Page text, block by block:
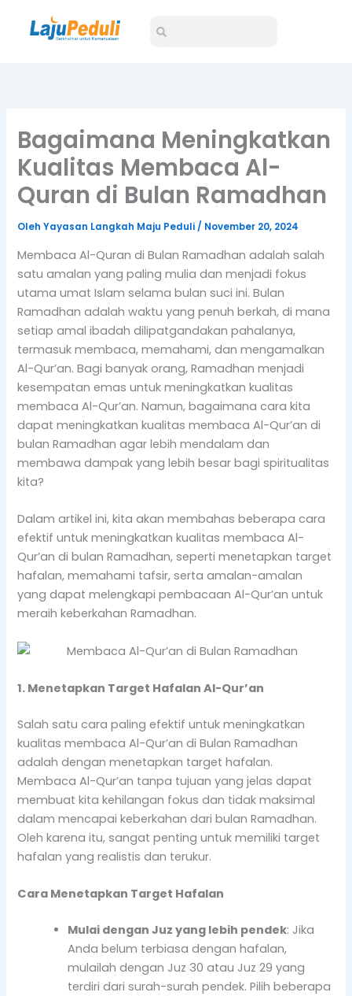
Search
Bagaimana Meningkatkan
Kualitas Membaca Al-
Quran di Bulan Ramadhan
OlehYayasan Langkah Maju Peduli/ November 20, 2024
Membaca Al-Quran di Bulan Ramadhan adalah salah
satu amalan yang paling mulia dan menjadi fokus
utama umat Islam selama bulan suci ini. Bulan
Ramadhan adalah waktu yang penuh berkah, di mana
setiap amal ibadah dilipatgandakan pahalanya,
termasuk membaca, memahami, dan mengamalkan
Al-Qur’an. Bagi banyak orang, Ramadhan menjadi
kesempatan emas untuk meningkatkan kualitas
membaca Al-Qur’an. Namun, bagaimana cara kita
dapat meningkatkan kualitas membaca Al-Qur’an di
bulan Ramadhan agar lebih mendalam dan
membawa dampak yang lebih besar bagi spiritualitas
kita?
Dalam artikel ini, kita akan membahas beberapa cara
efektif untuk meningkatkan kualitas membaca Al-
Qur’an di bulan Ramadhan, seperti menetapkan target
hafalan, memahami tafsir, serta amalan-amalan
yang dapat melengkapi pembacaan Al-Qur’an untuk
meraih keberkahan Ramadhan.
1. Menetapkan Target Hafalan Al-Qur’an
Salah satu cara paling efektif untuk meningkatkan
kualitas membaca Al-Qur’an di Bulan Ramadhan
adalah dengan menetapkan target hafalan.
Membaca Al-Qur’an tanpa tujuan yang jelas dapat
membuat kita kehilangan fokus dan tidak maksimal
dalam mencapai keberkahan dari bulan Ramadhan.
Oleh karena itu, sangat penting untuk memiliki target
hafalan yang realistis dan terukur.
Cara Menetapkan Target Hafalan
Mulai dengan Juz yang lebih pendek: Jika
Anda belum terbiasa dengan hafalan,
mulailah dengan Juz 30 atau Juz 29 yang
terdiri dari surah-surah pendek. Pilih beberapa